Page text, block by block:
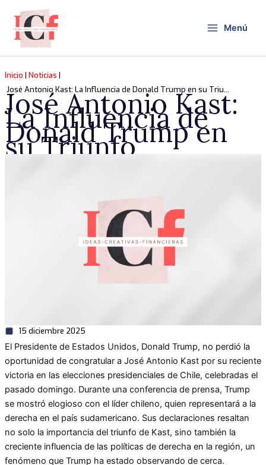
contenido
Menú
Inicio Noticias
José Antonio Kast: La Influencia de Donald Trump en su Triunfo
José Antonio Kast:
La Influencia de
Donald Trump en
su Triunfo
15 diciembre 2025
El Presidente de Estados Unidos, Donald Trump, no perdió la
oportunidad de congratular a José Antonio Kast por su reciente
victoria en las elecciones presidenciales de Chile, celebradas el
pasado domingo. Durante una conferencia de prensa, Trump
se mostró elogioso con el líder chileno, quien representará a la
derecha en el país sudamericano. Sus declaraciones resaltan
no solo la importancia del triunfo de Kast, sino también la
creciente influencia de las políticas de derecha en la región, un
fenómeno que Trump ha estado observando de cerca.